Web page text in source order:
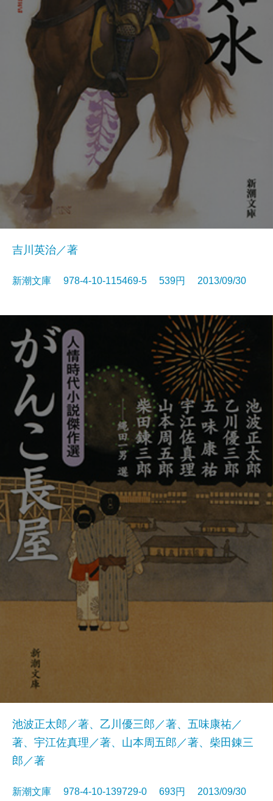
吉川英治／著
新潮文庫 978-4-10-115469-5 539円 2013/09/30
池波正太郎／著、乙川優三郎／著、五味康祐／
著、宇江佐真理／著、山本周五郎／著、柴田錬三
郎／著
新潮文庫 978-4-10-139729-0 693円 2013/09/30